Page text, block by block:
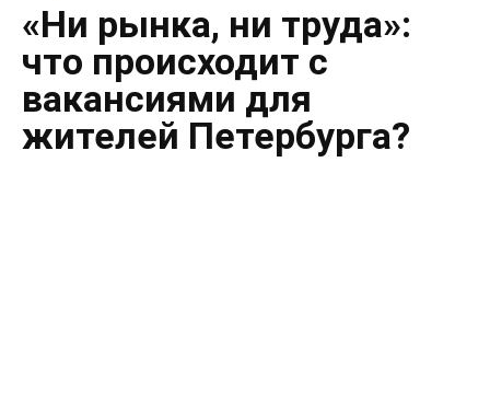
«Ни рынка, ни труда»:
что происходит с
вакансиями для
жителей Петербурга?